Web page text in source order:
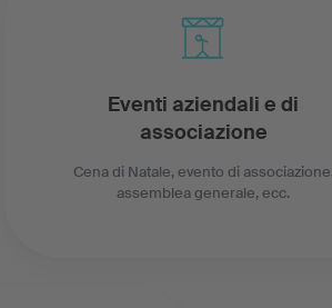
Eventi aziendali e di
associazione
Cena di Natale, evento di associazione,
assemblea generale, ecc.